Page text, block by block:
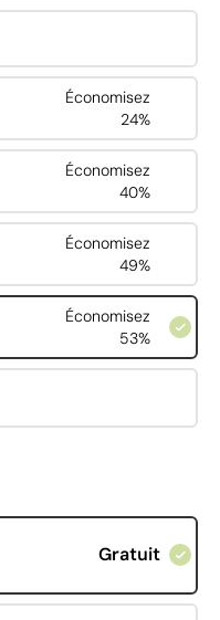
Économisez
24%
Économisez
40%
Économisez
49%
Économisez
53%
Gratuit